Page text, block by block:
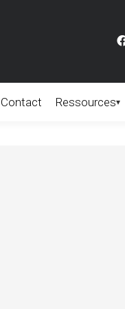
Contact Ressources▾